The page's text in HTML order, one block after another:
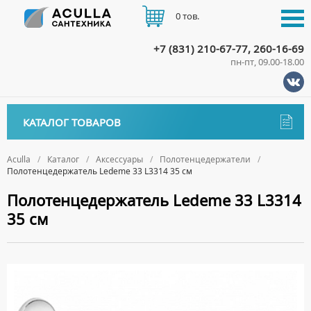
Aculla Каталог Аксессуары
Полотенцедержатели
Полотенцедержатель Ledeme 33 L3314 35 см
Полотенцедержатель Ledeme 33 L3314
35 см
КАТАЛОГ ТОВАРОВ
ДИСПЕНСЕРЫ
ДОЗАТОРЫ ДЛЯ МЫЛА
ЕРШИКИ
ПОЛОТЕНЦЕДЕРЖАТЕЛИ
+7 (831) 210-67-77, 260-16-69
пн-пт, 09.00-18.00
0 тов.
ДОСТАВКА
ОПЛАТА